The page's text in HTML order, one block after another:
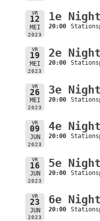
VR
12
MEI
2023
1e
20:00
VR
19
MEI
2023
2e
20:00
VR
26
MEI
2023
3e
20:00
VR
09
JUN
2023
4e
20:00
VR
16
JUN
2023
5e
20:00
VR
23
JUN
2023
6e
20:00